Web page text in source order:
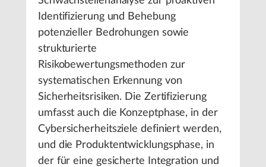
Identifizierung und Behebung
potenzieller Bedrohungen sowie
strukturierte
Risikobewertungsmethoden zur
systematischen Erkennung von
Sicherheitsrisiken. Die Zertifizierung
umfasst auch die Konzeptphase, in der
Cybersicherheitsziele definiert werden,
und die Produktentwicklungsphase, in
der für eine gesicherte Integration und